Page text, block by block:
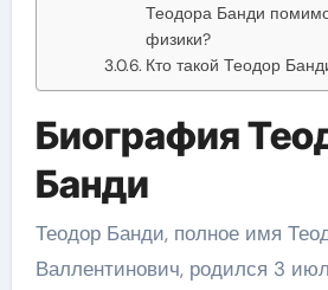
Теодора Банди
физики?
Кто такой Теодор
Биография
Банди
Теодор Банди, полное имя
Валлентинович, родился 3